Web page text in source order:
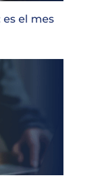
es el mes